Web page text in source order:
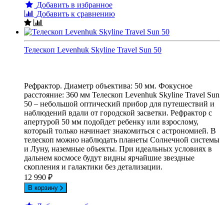
Добавить в избранное
Добавить к сравнению
Телескоп Levenhuk Skyline Travel Sun 50
Рефрактор. Диаметр объектива: 50 мм. Фокусное
расстояние: 360 мм Телескоп Levenhuk Skyline Travel Sun
50 – небольшой оптический прибор для путешествий и
наблюдений вдали от городской засветки. Рефрактор с
апертурой 50 мм подойдет ребенку или взрослому,
который только начинает знакомиться с астрономией. В
телескоп можно наблюдать планеты Солнечной системы
и Луну, наземные объекты. При идеальных условиях в
дальнем космосе будут видны ярчайшие звездные
скопления и галактики без детализации.
12 990 ₽
В корзину